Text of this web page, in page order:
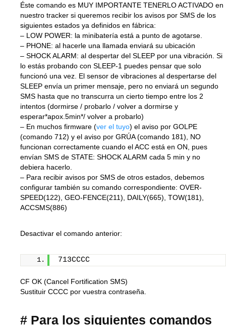
Éste comando es MUY IMPORTANTE TENERLO ACTIVADO en
nuestro tracker si queremos recibir los avisos por SMS de los
siguientes estados ya definidos en fábrica:
– LOW POWER: la minibatería está a punto de agotarse.
– PHONE: al hacerle una llamada enviará su ubicación
– SHOCK ALARM: al ‎despertar del SLEEP por una vibración. Si
lo estás probando con SLEEP-1 puedes pensar que solo
funcionó una vez. El sensor de vibraciones al despertarse del
SLEEP envía un primer mensaje, pero no enviará un segundo
SMS hasta que no transcurra un cierto tiempo entre los 2
intentos (dormirse / probarlo / volver a dormirse y
esperar*apox.5min*/ volver a probarlo)
– En muchos firmware (ver el tuyo) el aviso por GOLPE
(comando 712) y el aviso por GRÚA (comando 181), NO
funcionan correctamente cuando el ACC está en ON, pues
envían SMS de STATE: SHOCK ALARM cada 5 min y no
debiera hacerlo.
– Para recibir avisos por SMS de otros estados, debemos
configurar también su comando correspondiente: OVER-
SPEED(122), GEO-FENCE(211), DAILY(665), TOW(181),
ACCSMS(886)
Desactivar el comando anterior:
713CCCC
CF OK (Cancel Fortification SMS)
Sustituir CCCC por vuestra contraseña.
# Para los siguientes comandos